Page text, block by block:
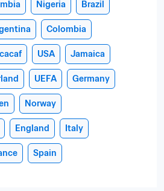
Nigeria Brazil
Colombia
USA Jamaica
UEFA Germany
Norway
England Italy
Spain